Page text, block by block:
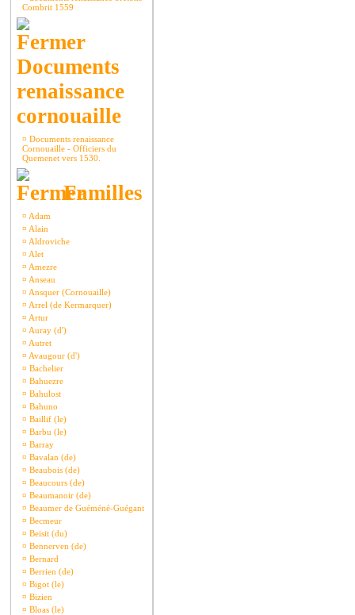
Combrit 1559
Documents
renaissance
cornouaille
¤ Documents renaissance
Cornouaille - Officiers du
Quemenet vers 1530.
Familles
¤ Adam
¤ Alain
¤ Aldroviche
¤ Alet
¤ Amezre
¤ Anseau
¤ Ansquer (Cornouaille)
¤ Arrel (de Kermarquer)
¤ Artur
¤ Auray (d')
¤ Autret
¤ Avaugour (d')
¤ Bachelier
¤ Bahuezre
¤ Bahulost
¤ Bahuno
¤ Baillif (le)
¤ Barbu (le)
¤ Barray
¤ Bavalan (de)
¤ Beaubois (de)
¤ Beaucours (de)
¤ Beaumanoir (de)
¤ Beaumer de Guéméné-Guégant
¤ Becmeur
¤ Beisit (du)
¤ Bennerven (de)
¤ Bernard
¤ Berrien (de)
¤ Bigot (le)
¤ Bizien
¤ Bloas (le)